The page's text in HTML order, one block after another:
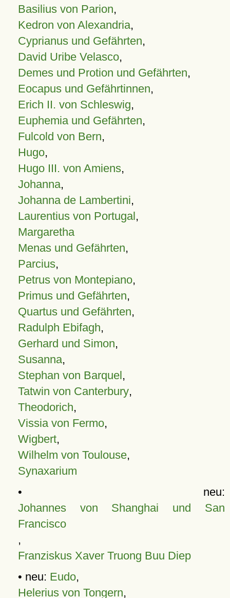
Basilius von Parion,
Kedron von Alexandria,
Cyprianus und Gefährten,
David Uribe Velasco,
Demes und Protion und Gefährten,
Eocapus und Gefährtinnen,
Erich II. von Schleswig,
Euphemia und Gefährten,
Fulcold von Bern,
Hugo,
Hugo III. von Amiens,
Johanna,
Johanna de Lambertini,
Laurentius von Portugal,
Margaretha
Menas und Gefährten,
Parcius,
Petrus von Montepiano,
Primus und Gefährten,
Quartus und Gefährten,
Radulph Ebifagh,
Gerhard und Simon,
Susanna,
Stephan von Barquel,
Tatwin von Canterbury,
Theodorich,
Vissia von Fermo,
Wigbert,
Wilhelm von Toulouse,
Synaxarium
• neu:
Johannes von Shanghai und San
Francisco
,
Franziskus Xaver Truong Buu Diep
• neu: Eudo,
Helerius von Tongern,